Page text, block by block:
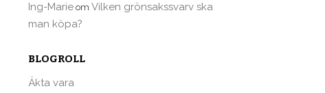
Ing-Marie om Vilken grönsakssvarv ska
man köpa?
BLOGROLL
Äkta vara